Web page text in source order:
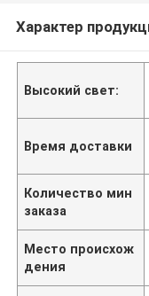
Характер
Высокий свет:
Время доставки
Количество мин
заказа
Место происхож
дения